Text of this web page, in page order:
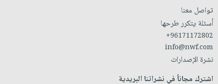
تواصل معنا
أسئلة يتكرر طرحها
+96171172802
info@nwf.com
نشرة الإصدارات
اشترك مجاناً في نشراتنا البريدية